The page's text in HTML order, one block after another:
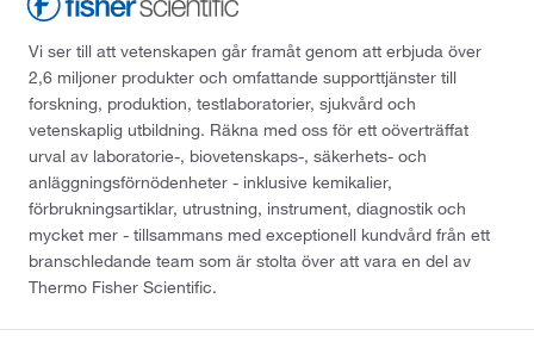
Vi ser till att vetenskapen går framåt genom att erbjuda över
2,6 miljoner produkter och omfattande supporttjänster till
forskning, produktion, testlaboratorier, sjukvård och
vetenskaplig utbildning. Räkna med oss för ett oöverträffat
urval av laboratorie-, biovetenskaps-, säkerhets- och
anläggningsförnödenheter - inklusive kemikalier,
förbrukningsartiklar, utrustning, instrument, diagnostik och
mycket mer - tillsammans med exceptionell kundvård från ett
branschledande team som är stolta över att vara en del av
Thermo Fisher Scientific.